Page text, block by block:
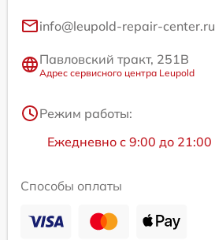
info@leupold-repair-center.ru
Павловский тракт, 251В
Адрес сервисного центра Leupold
Режим работы:
Ежедневно с 9:00 до 21:00
Способы оплаты